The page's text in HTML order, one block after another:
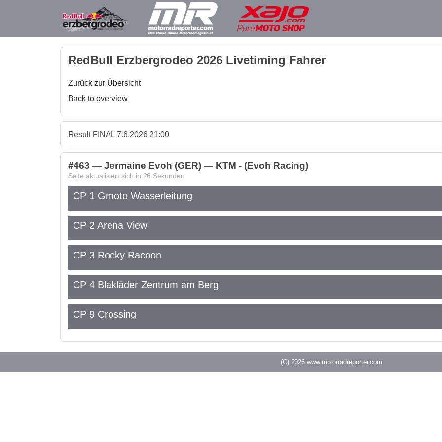
RedBull Erzbergrodeo 2026 Livetiming Fahrer
Zurück zur Übersicht
Back to overview
Result FINAL 7.6.2026 21:00
#463 — Jermaine Evoh (GER) — KTM - (Evoh Racing)
Seite aktualisiert sich in 26 Sekunden
CP 1 Gmoto Wasserleitung
CP 2 Arena View
CP 3 Rocky Racoon
CP 4 Blakläder Zentrum am Berg
CP 9 Crossing
(C) 2026 www.motorradreporter.com